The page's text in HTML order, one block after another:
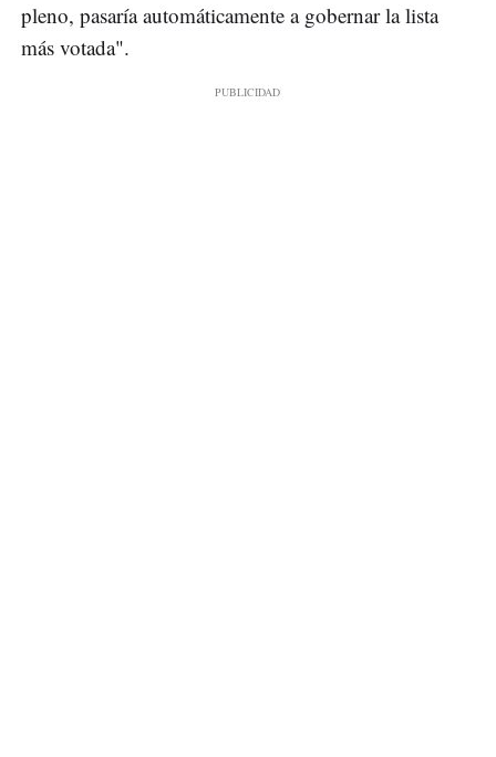
pleno, pasaría automáticamente a gobernar la lista
más votada".